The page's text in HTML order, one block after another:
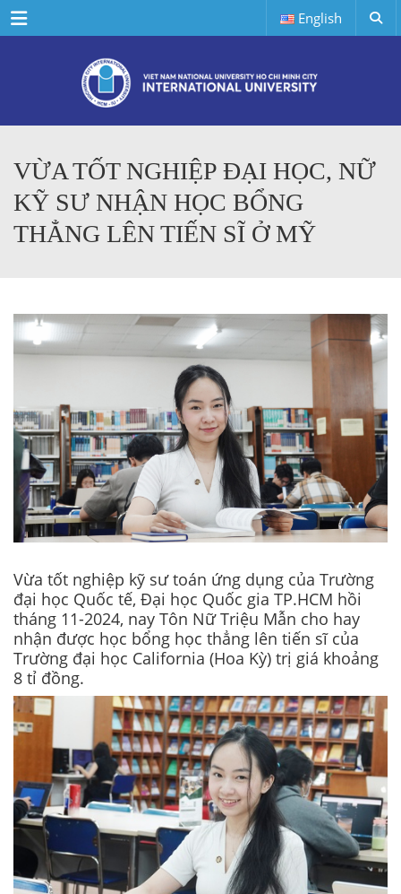
Menu English
VỪA TỐT NGHIỆP ĐẠI HỌC, NỮ
KỸ SƯ NHẬN HỌC BỔNG
THẲNG LÊN TIẾN SĨ Ở MỸ
Vừa tốt nghiệp kỹ sư toán ứng dụng của Trường
đại học Quốc tế, Đại học Quốc gia TP.HCM hồi
tháng 11-2024, nay Tôn Nữ Triệu Mẫn cho hay
nhận được học bổng học thẳng lên tiến sĩ của
Trường đại học California (Hoa Kỳ) trị giá khoảng
8 tỉ đồng.